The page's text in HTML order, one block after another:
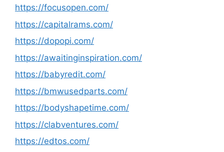
https://focusopen.com/
https://capitalrams.com/
https://dopopi.com/
https://awaitinginspiration.com/
https://babyredit.com/
https://bmwusedparts.com/
https://bodyshapetime.com/
https://clabventures.com/
https://edtos.com/